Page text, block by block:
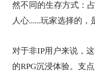
然不同的生存方式：
人心......玩家选择的，
对于非IP用户来说，
的RPG沉浸体验。支